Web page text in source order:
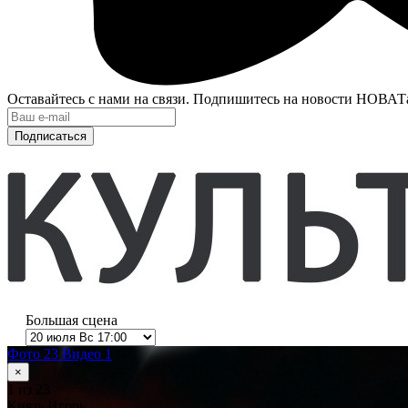
Оставайтесь с нами на связи. Подпишитесь на новости
Подписаться
Большая сцена
Фото 23 Видео 1
×
из 23